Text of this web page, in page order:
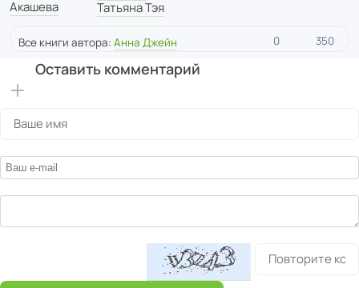
Акашева
Татьяна Тэя
Все книги автора: Анна Джейн 0 350
Оставить комментарий